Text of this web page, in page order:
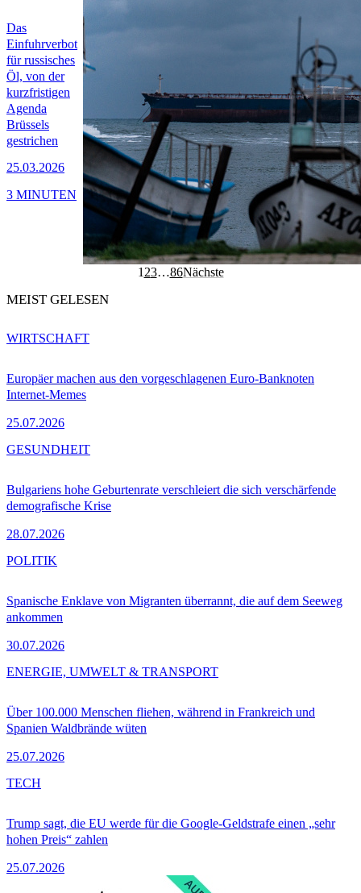
Das
Einfuhrverbot
für russisches
Öl, von der
kurzfristigen
Agenda
Brüssels
gestrichen
25.03.2026
3 MINUTEN
1 23…86Nächste
MEIST GELESEN
Europäer machen aus den vorgeschlagenen Euro-Banknoten
Internet-Memes
25.07.2026
WIRTSCHAFT
Bulgariens hohe Geburtenrate verschleiert die sich verschärfende
demografische Krise
28.07.2026
GESUNDHEIT
Spanische Enklave von Migranten überrannt, die auf dem Seeweg
ankommen
30.07.2026
POLITIK
Über 100.000 Menschen fliehen, während in Frankreich und
Spanien Waldbrände wüten
25.07.2026
ENERGIE, UMWELT & TRANSPORT
Trump sagt, die EU werde für die Google-Geldstrafe einen „sehr
hohen Preis“ zahlen
25.07.2026
TECH